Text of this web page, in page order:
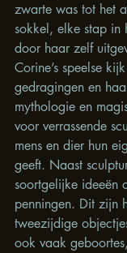
zwarte was tot het
sokkel, elke stap in
door haar zelf
Corine’s speelse
gedragingen en
mythologie en
voor verrassende
mens en dier hun
geeft. Naast
soortgelijke ideeën
penningen. Dit zijn
tweezijdige
ook vaak